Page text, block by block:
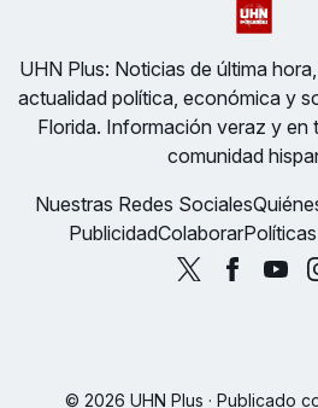
UHN Plus: Noticias de última
actualidad política, económica y
Florida. Información veraz y en
comunidad
Nuestras Redes Sociales
PublicidadColaborar
© 2026 UHN Plus · Publicado